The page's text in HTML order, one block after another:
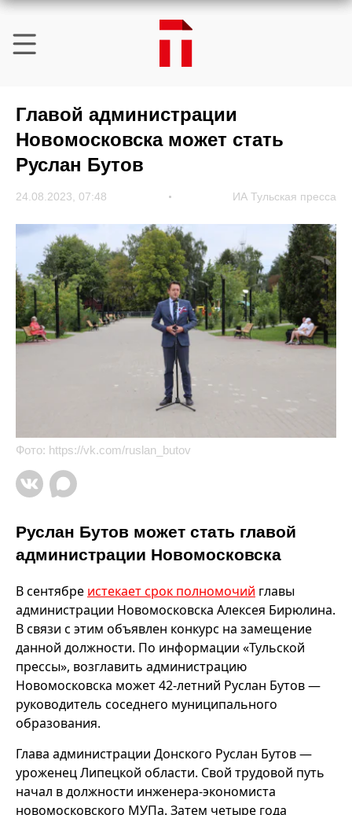
Главой администрации
Новомосковска может стать
Руслан Бутов
24.08.2023, 07:48 ИА Тульская пресса
Фото: https://vk.com/ruslan_butov
Руслан Бутов может стать главой
администрации Новомосковска
В сентябре истекает срок полномочий главы
администрации Новомосковска Алексея Бирюлина.
В связи с этим объявлен конкурс на замещение
данной должности. По информации «Тульской
прессы», возглавить администрацию
Новомосковска может 42-летний Руслан Бутов —
руководитель соседнего муниципального
образования.
Глава администрации Донского Руслан Бутов —
уроженец Липецкой области. Свой трудовой путь
начал в должности инженера-экономиста
новомосковского МУПа. Затем четыре года